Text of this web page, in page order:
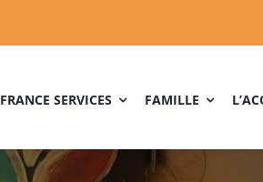
FRANCE SERVICES FAMILLE